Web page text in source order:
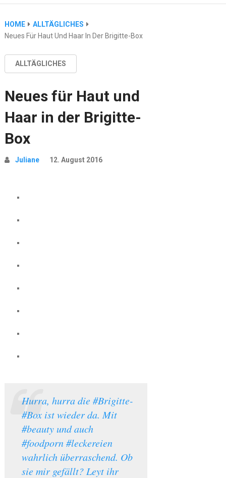
HOME
ALLTÄGLICHES
Neues Für Haut Und Haar In Der Brigitte-Box
ALLTÄGLICHES
Neues für Haut und
Haar in der Brigitte-
Box
Juliane 12. August 2016
Hurra, hurra die #Brigitte-
#Box ist wieder da. Mit
#beauty und auch
#foodporn #leckereien
wahrlich überraschend. Ob
sie mir gefällt? Leyt ihr